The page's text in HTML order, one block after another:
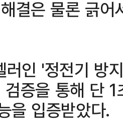
결은 물론 긁
러인 '정전기 방
증을 통해 단
을 입증받았다.